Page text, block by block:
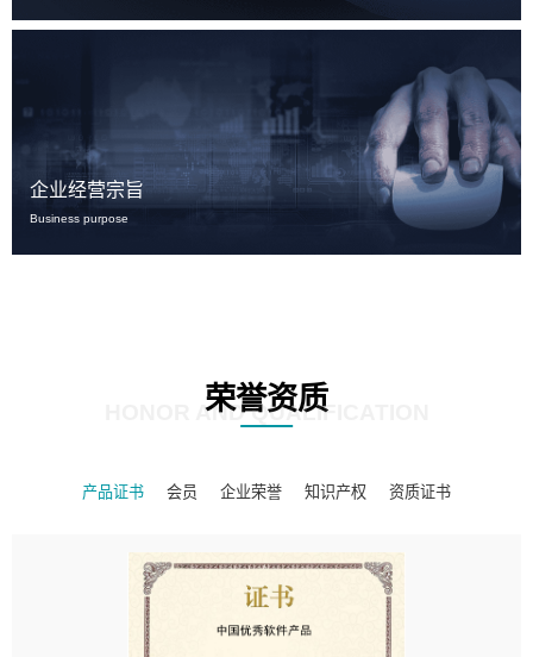
企业经营宗旨
Business purpose
荣誉资质
HONOR AND QUALIFICATION
产品证书 会员 企业荣誉 知识产权 资质证书